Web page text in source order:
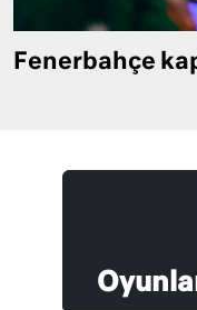
Fenerbahçe